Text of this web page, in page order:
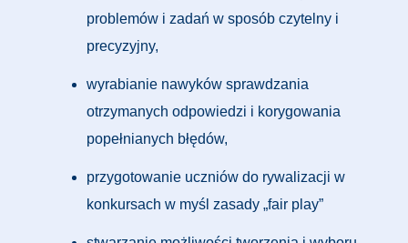
problemów i zadań w sposób czytelny i
precyzyjny,
wyrabianie nawyków sprawdzania
otrzymanych odpowiedzi i korygowania
popełnianych błędów,
przygotowanie uczniów do rywalizacji w
konkursach w myśl zasady „fair play”